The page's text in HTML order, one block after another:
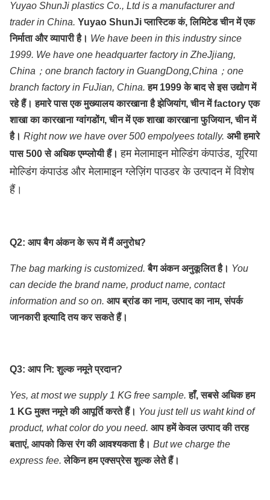
Yuyao ShunJi plastics Co., Ltd is a manufacturer and
trader in China. Yuyao ShunJi प्लास्टिक कं, लिमिटेड चीन में एक
निर्माता और व्यापारी है। We have been in this industry since
1999. We have one headquarter factory in ZheJjiang,
China；one branch factory in GuangDong,China；one
branch factory in FuJian, China. हम 1999 के बाद से इस उद्योग में
रहे हैं। हमारे पास एक मुख्यालय कारखाना है झेजियांग, चीन में factory एक
शाखा का कारखाना ग्वांगडोंग, चीन में एक शाखा कारखाना फुजियान, चीन में
है। Right now we have over 500 empolyees totally. अभी हमारे
पास 500 से अधिक एम्प्लोयी हैं। हम मेलामाइन मोल्डिंग कंपाउंड, यूरिया
मोल्डिंग कंपाउंड और मेलामाइन ग्लेज़िंग पाउडर के उत्पादन में विशेष
हैं।
Q2: आप बैग अंकन के रूप में मैं अनुरोध?
The bag marking is customized. बैग अंकन अनुकूलित है। You
can decide the brand name, product name, contact
information and so on. आप ब्रांड का नाम, उत्पाद का नाम, संपर्क
जानकारी इत्यादि तय कर सकते हैं।
Q3: आप नि: शुल्क नमूने प्रदान?
Yes, at most we supply 1 KG free sample. हाँ, सबसे अधिक हम
1 KG मुक्त नमूने की आपूर्ति करते हैं। You just tell us waht kind of
product, what color do you need. आप हमें केवल उत्पाद की तरह
बताएं, आपको किस रंग की आवश्यकता है। But we charge the
express fee. लेकिन हम एक्सप्रेस शुल्क लेते हैं।